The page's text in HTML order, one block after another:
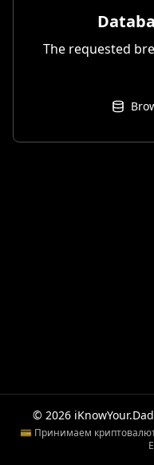
The requested
© 2026 iKnowYour.Dad
💳 Принимаем